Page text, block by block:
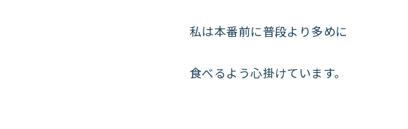
私は本番前に普段より多めに
食べるよう心掛けています。